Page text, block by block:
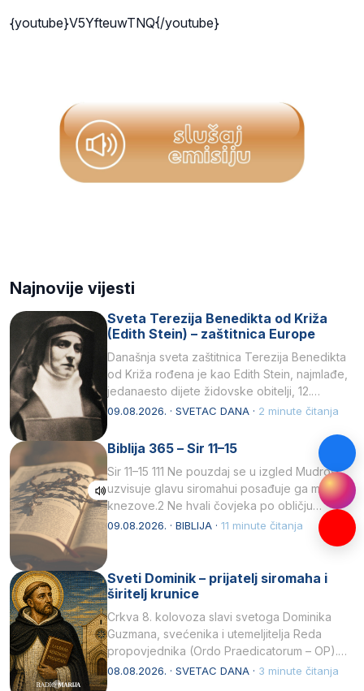
{youtube}V5YfteuwTNQ{/youtube}
Najnovije vijesti
Sveta Terezija Benedikta od Križa
(Edith Stein) – zaštitnica Europe
Današnja sveta zaštitnica Terezija Benedikta
od Križa rođena je kao Edith Stein, najmlađe,
jedanaesto dijete židovske obitelji, 12.
listopada 1891, u Wrocławu…
09.08.2026. · SVETAC DANA · 2 minute čitanja
Biblija 365 – Sir 11–15
Sir 11–15 111 Ne pouzdaj se u izgled Mudrost
uzvisuje glavu siromahui posađuje ga među
knezove.2 Ne hvali čovjeka po obličju
njegovui…
09.08.2026. · BIBLIJA · 11 minute čitanja
Sveti Dominik – prijatelj siromaha i
širitelj krunice
Crkva 8. kolovoza slavi svetoga Dominika
Guzmana, svećenika i utemeljitelja Reda
propovjednika (Ordo Praedicatorum – OP).
Svojim životom, dubokom ljubavlju prema
08.08.2026. · SVETAC DANA · 3 minute čitanja